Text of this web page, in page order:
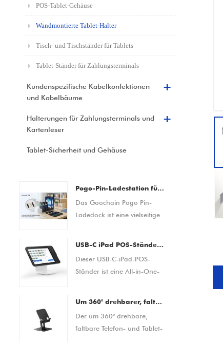
POS-Tablet-Gehäuse
Wandmontierte Tablet-Halter
Tisch- und Tischständer für Tablets
Tablet-Ständer für Zahlungsterminals
Kundenspezifische Kabelkonfektionen
und Kabelbäume
Halterungen für Zahlungsterminals und
Kartenleser
Tablet-Sicherheit und Gehäuse
Pogo-Pin-Ladestation für Barcode-Scanner, PDA-Geräte, Tablets und Smartphones. Kundenspezifischer OEM/ODM-Hersteller
Das Goochain Pogo Pin-
Ladedock ist eine vielseitige
Smartphones und andere
tragbare elektronische
einer zuverlässigen
magnetischen Pogo-Pin-
Verbindung bietet es
USB-C iPad POS-Ständer | Tablet-POS-Dock mit integrierter Zahlungslösung (OEM/ODM-Hersteller)
Dieser USB-C-iPad-POS-
Ständer ist eine All-in-One-
Gastronomieumgebungen
entwickelt wurde. Es
Um 360° drehbarer, faltbarer Telefon- und Tablet-Ständer für den Schreibtisch – verstellbarer, rutschfester Desktop-Halter für 4,7–13-Zoll-Geräte
Der um 360° drehbare,
faltbare Telefon- und Tablet-